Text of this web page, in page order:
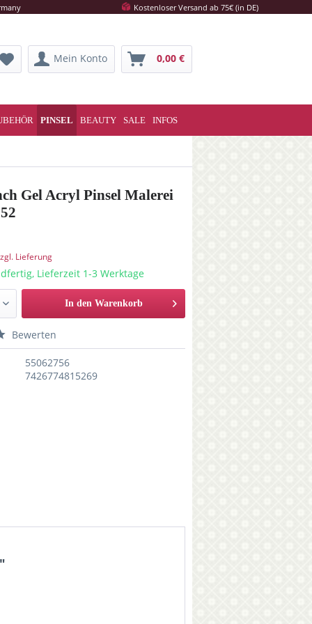
Kostenloser Versand ab 75€ (in DE)
Mein Konto 0,00 €
PINSEL BEAUTY SALE INFOS
Gel Acryl Pinsel Malerei
Lieferung
Lieferzeit 1-3 Werktage
In den Warenkorb
Bewerten
55062756
7426774815269